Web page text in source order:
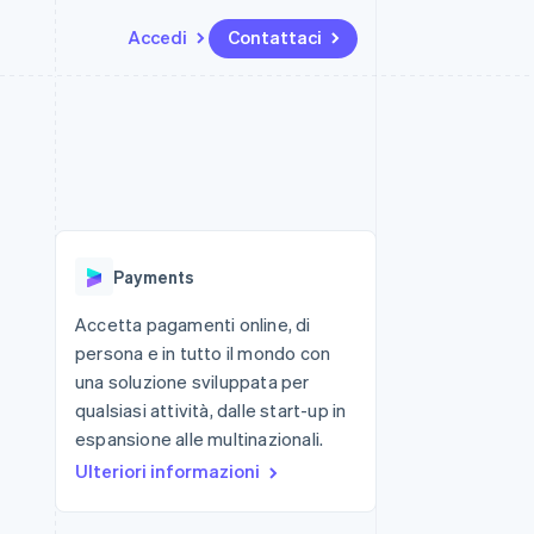
Accedi Contattaci
Radar
Costituzione di start-up
Climate
Rimozione del carbonio
Identity
Verifica online dell'identità
Stato dell'API
Payments
Accetta pagamenti online, di
persona e in tutto il mondo con
una soluzione sviluppata per
qualsiasi attività, dalle start-up in
espansione alle multinazionali.
Ulteriori informazioni